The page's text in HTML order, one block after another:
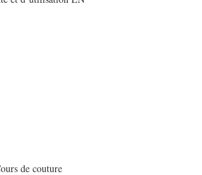
de couture